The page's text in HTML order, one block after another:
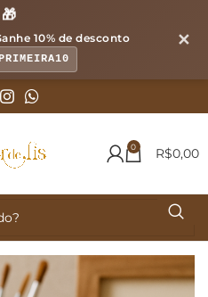
🎁
10% de desconto ✕
0 R$0,00